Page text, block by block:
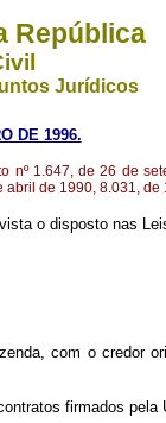
República
Jurídicos
DE 1996.
nº 1.647, de 26 de
abril de 1990, 8.031,
o disposto nas
com o credor
firmados